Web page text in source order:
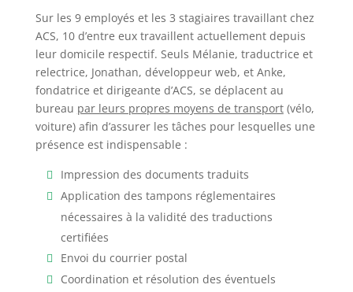
Sur les 9 employés et les 3 stagiaires travaillant chez
ACS, 10 d’entre eux travaillent actuellement depuis
leur domicile respectif. Seuls Mélanie, traductrice et
relectrice, Jonathan, développeur web, et Anke,
fondatrice et dirigeante d’ACS, se déplacent au
bureau par leurs propres moyens de transport(vélo,
voiture) afin d’assurer les tâches pour lesquelles une
présence est indispensable :
Impression des documents traduits
Application des tampons réglementaires
nécessaires à la validité des traductions
certifiées
Envoi du courrier postal
Coordination et résolution des éventuels